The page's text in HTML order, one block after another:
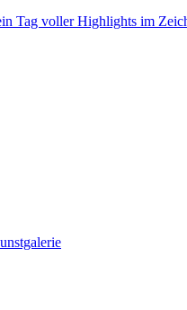
Tag voller Highlights im